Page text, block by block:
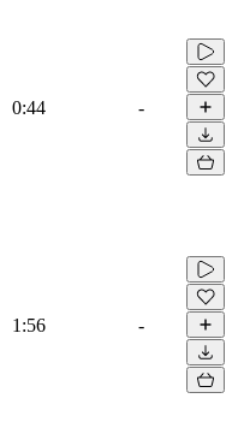
0:44 -
1:56 -